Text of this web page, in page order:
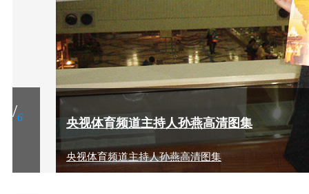
/6 央视体育频道主持人孙燕高清图集
央视体育频道主持人孙燕高清图集